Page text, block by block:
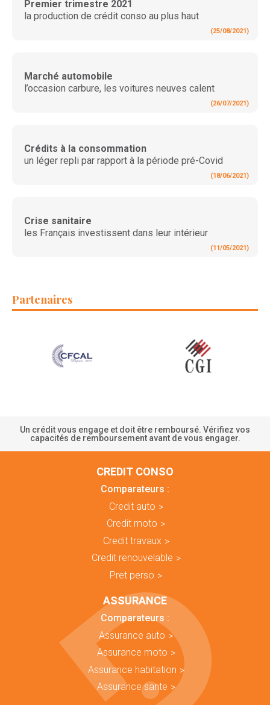
Premier trimestre 2021
la production de crédit conso au plus haut
(25/08/2021)
Marché automobile
l’occasion carbure, les voitures neuves calent
(26/07/2021)
Crédits à la consommation
un léger repli par rapport à la période pré-Covid
(18/06/2021)
Crise sanitaire
les Français investissent dans leur intérieur
(11/05/2021)
Partenaires
Un crédit vous engage et doit être remboursé. Vérifiez vos
capacités de remboursement avant de vous engager.
CREDIT CONSO
Comparateurs :
Credit auto
Credit moto
Credit travaux
Credit renouvelable
Pret perso
ASSURANCE
Comparateurs :
Assurance auto
Assurance moto
Assurance habitation
Assurance sante